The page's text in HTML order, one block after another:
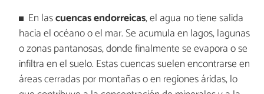
En lascuencas endorreicas, el agua no tiene salida
hacia el océano o el mar. Se acumula en lagos, lagunas
o zonas pantanosas, donde finalmente se evapora o se
infiltra en el suelo. Estas cuencas suelen encontrarse en
áreas cerradas por montañas o en regiones áridas, lo